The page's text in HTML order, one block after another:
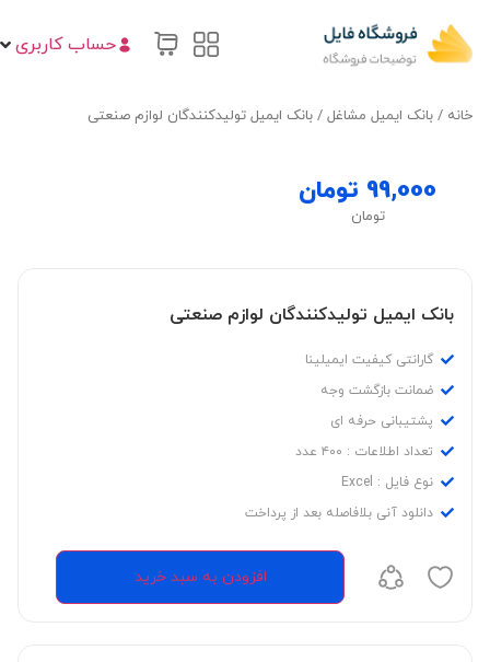
حساب کاربری
خانه/ بانک ایمیل مشاغل/ بانک ایمیل تولیدکنندگان لوازم صنعتی
99,000 تومان
تومان
بانک ایمیل تولیدکنندگان لوازم صنعتی
گارانتی کیفیت ایمیلینا
ضمانت بازگشت وجه
پشتیبانی حرفه ای
تعداد اطلاعات : ۴۰۰ عدد
نوع فایل : Excel
دانلود آنی بلافاصله بعد از پرداخت
افزودن به سبد خرید